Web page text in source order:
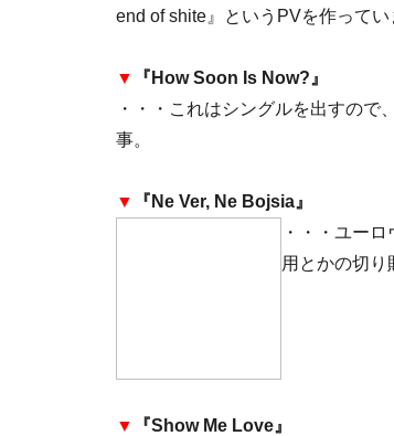
end of shite』というPVを作ってい
▼
『How Soon Is Now?』
・・・これはシングルを出すの
事。
▼
『Ne Ver, Ne Bojsia』
・・・ユー
用とかの切り
▼
『Show Me Love』